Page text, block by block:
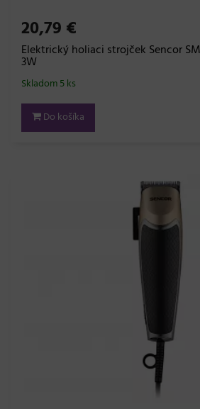
20,79 €
Elektrický holiaci strojček Sencor
3W
Skladom 5 ks
Do košíka